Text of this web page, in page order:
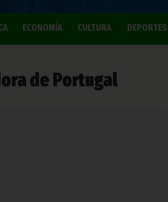
ECONOMÍA CULTURA DEPORTES
de Portugal